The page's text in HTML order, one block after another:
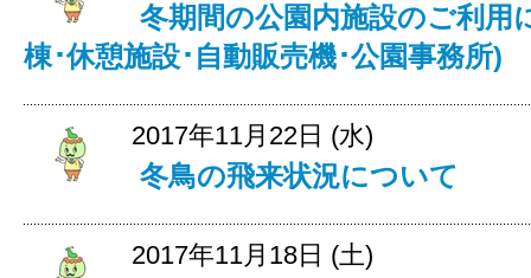
冬期間の公園内施設のご利
棟･休憩施設･自動販売機･公園事務所)
2017年11月22日 (水)
冬鳥の飛来状況について
2017年11月18日 (土)